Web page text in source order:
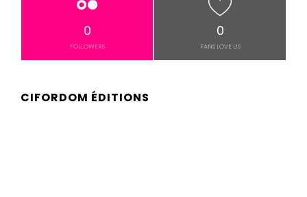
0
FOLLOWERS
0
FANS LOVE US
CIFORDOM ÉDITIONS